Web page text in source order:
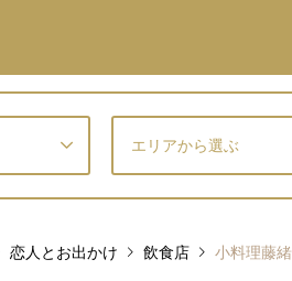
エリアから選ぶ
恋人とお出かけ 飲食店 小料理藤緒